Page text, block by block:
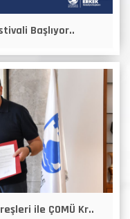
Başlıyor..
ile ÇOMÜ Kr..